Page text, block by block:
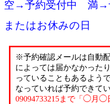
空→予約受付中 満→
またはお休みの日
※予約確認メールは自動
によっては届かなかった
っていることもあるよう
なっていれば予約できてい
09094733215まで「◯月